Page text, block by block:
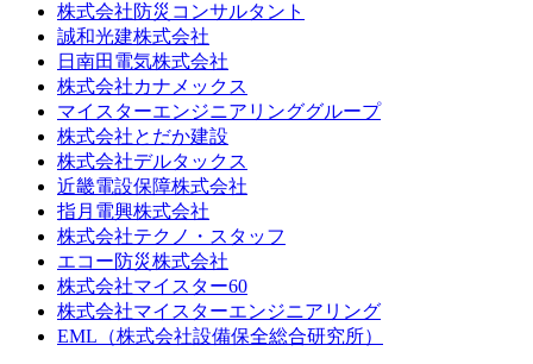
株式会社防災コンサルタント
誠和光建株式会社
日南田電気株式会社
株式会社カナメックス
マイスターエンジニアリンググループ
株式会社とだか建設
株式会社デルタックス
近畿電設保障株式会社
指月電興株式会社
株式会社テクノ・スタッフ
エコー防災株式会社
株式会社マイスター60
株式会社マイスターエンジニアリング
EML（株式会社設備保全総合研究所）